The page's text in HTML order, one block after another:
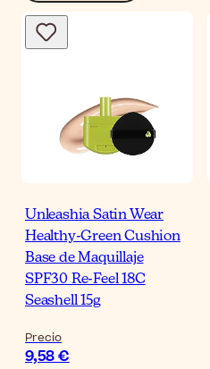
Unleashia Satin Wear
Healthy-Green Cushion
Base de Maquillaje
SPF30 Re-Feel 18C
Seashell 15g
Precio
9,58 €